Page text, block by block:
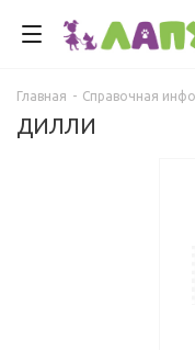
Главная - Справочная
ДИЛЛИ